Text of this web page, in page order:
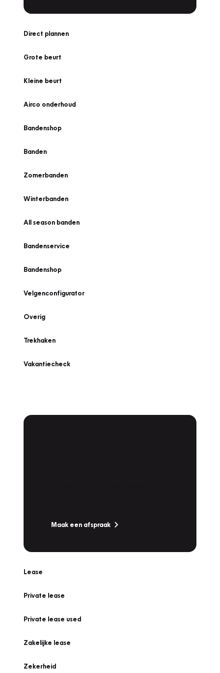
Direct plannen
Grote beurt
Kleine beurt
Airco onderhoud
Bandenshop
Banden
Zomerbanden
Winterbanden
All season banden
Bandenservice
Bandenshop
Velgenconfigurator
Overig
Trekhaken
Vakantiecheck
Maak een afspraak
Lease
Private lease
Private lease used
Zakelijke lease
Zekerheid